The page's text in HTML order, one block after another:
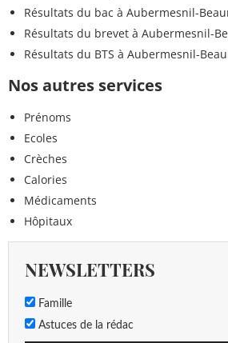
Résultats du bac à Aubermesnil-
Résultats du brevet à Aubermesnil-
Résultats du BTS à Aubermesnil-
Nos autres services
Prénoms
Ecoles
Crèches
Calories
Médicaments
Hôpitaux
NEWSLETTERS
Famille
Astuces de la rédac